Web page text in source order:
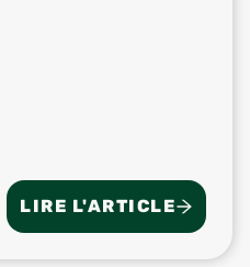
LIRE L'ARTICLE